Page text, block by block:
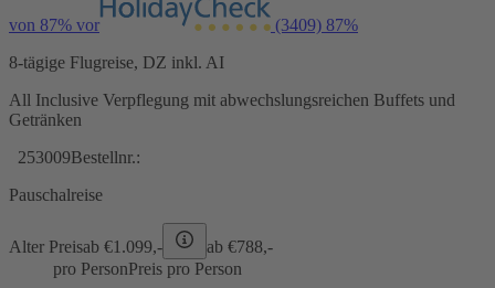
von 87% vor (3409) 87%
8-tägige Flugreise, DZ inkl. AI
All Inclusive Verpflegung mit abwechslungsreichen Buffets und
Getränken
253009Bestellnr.:
Pauschalreise
Alter Preisab €1.099,- ab €788,-
pro PersonPreis pro Person